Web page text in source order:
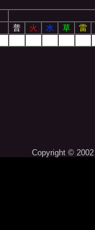
普 火 水 草
雷
Copyright ©